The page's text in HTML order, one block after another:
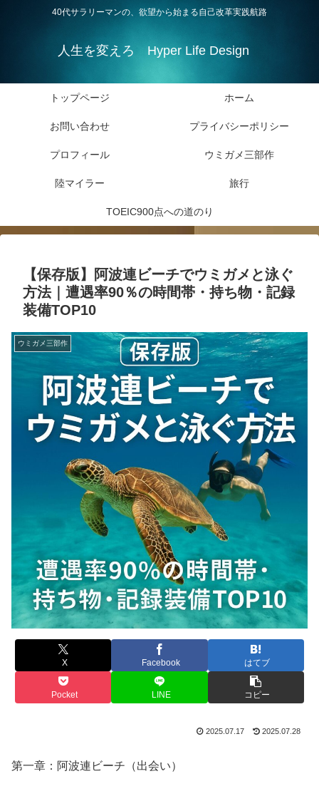
40代サラリーマンの、欲望から始まる自己改革実践航路
人生を変えろ Hyper Life Design
トップページ ホーム
お問い合わせ プライバシーポリシー
プロフィール ウミガメ三部作
陸マイラー 旅行
TOEIC900点への道のり
【保存版】阿波連ビーチでウミガメと泳ぐ
方法｜遭遇率90％の時間帯・持ち物・記録
装備TOP10
ウミガメ三部作
X Facebook はてブ
Pocket LINE コピー
2025.07.17 2025.07.28
第一章：阿波連ビーチ（出会い）